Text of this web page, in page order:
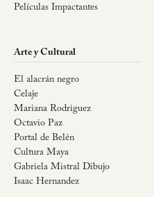
Películas Impactantes
Arte y Cultural
El alacrán negro
Celaje
Mariana Rodriguez
Octavio Paz
Portal de Belén
Cultura Maya
Gabriela Mistral Dibujo
Isaac Hernandez